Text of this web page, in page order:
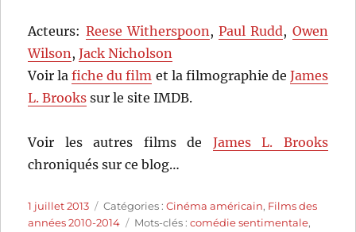
Acteurs: Reese Witherspoon,Paul Rudd, Owen
Wilson,Jack Nicholson
Voir lafiche du film et la filmographie de James
L. Brooks sur le site IMDB.
Voir les autres films de James L. Brooks
chroniqués sur ce blog…
Publié
le
1 juillet 2013 Catégories
Catégories :Cinéma américain, Films des
années 2010-2014
Étiquettes
Mots-clés :comédie sentimentale,